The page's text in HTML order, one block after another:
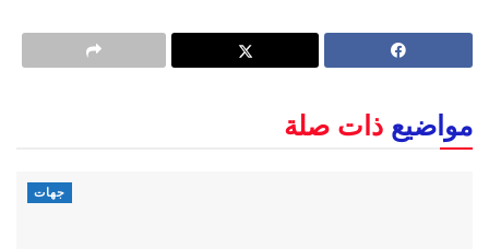
مواضيع ذات صلة
جهات